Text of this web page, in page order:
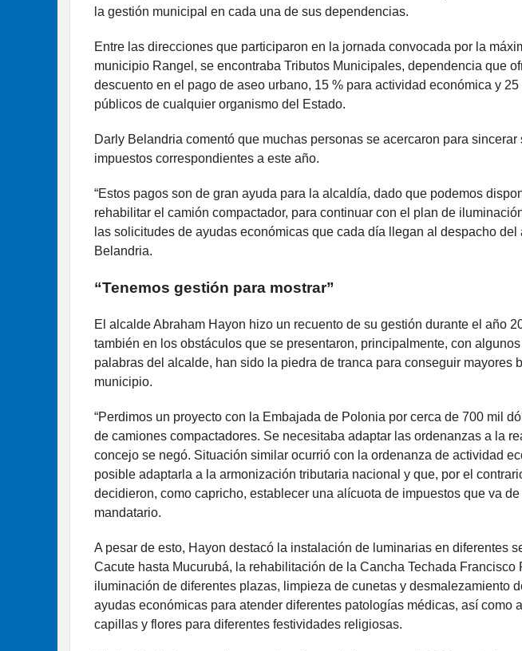
la gestión municipal en cada una de sus dependencias.
Entre las direcciones que participaron en la jornada convocada por la
municipio Rangel, se encontraba Tributos Municipales, dependencia que
descuento en el pago de aseo urbano, 15 % para actividad económica y
públicos de cualquier organismo del Estado.
Darly Belandria comentó que muchas personas se acercaron para
impuestos correspondientes a este año.
“Estos pagos son de gran ayuda para la alcaldía, dado que podemos
rehabilitar el camión compactador, para continuar con el plan de
las solicitudes de ayudas económicas que cada día llegan al despacho del
Belandria.
“Tenemos gestión para mostrar”
El alcalde Abraham Hayon hizo un recuento de su gestión durante el año
también en los obstáculos que se presentaron, principalmente, con
palabras del alcalde, han sido la piedra de tranca para conseguir mayores
municipio.
“Perdimos un proyecto con la Embajada de Polonia por cerca de 700 mil
de camiones compactadores. Se necesitaba adaptar las ordenanzas a la
concejo se negó. Situación similar ocurrió con la ordenanza de actividad
posible adaptarla a la armonización tributaria nacional y que, por el
decidieron, como capricho, establecer una alícuota de impuestos que va de
mandatario.
A pesar de esto, Hayon destacó la instalación de luminarias en diferentes
Cacute hasta Mucurubá, la rehabilitación de la Cancha Techada Francisco
iluminación de diferentes plazas, limpieza de cunetas y desmalezamiento
ayudas económicas para atender diferentes patologías médicas, así como
capillas y flores para diferentes festividades religiosas.